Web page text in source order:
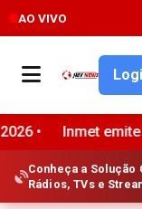
AO VIVO
alerta de
Conheça a Solução
Rádios, TVs e